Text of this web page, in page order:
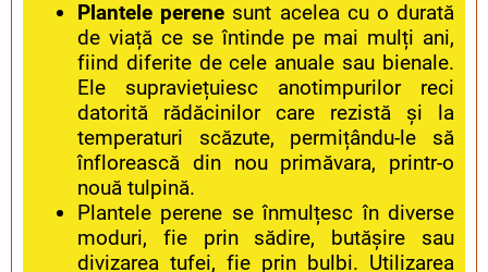
Plantele perene sunt acelea cu o durată
de viață ce se întinde pe mai mulți ani,
fiind diferite de cele anuale sau bienale.
Ele supraviețuiesc anotimpurilor reci
datorită rădăcinilor care rezistă și la
temperaturi scăzute, permițându-le să
înflorească din nou primăvara, printr-o
nouă tulpină.
Plantele perene se înmulțesc în diverse
moduri, fie prin sădire, butășire sau
divizarea tufei, fie prin bulbi. Utilizarea